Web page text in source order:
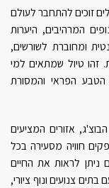
זוכים להתחבר לעולם
המרהיבים, היערות
ומחוברת לשורשים,
טיול שמתאים למי
הפראי והמסורת
אזורים המציעים
חוויה מסעירה בכל
ניתן לראות את החיים
צנועים ונוף ציורי,